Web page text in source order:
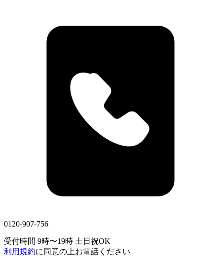
0120-907-756
受付時間 9時〜19時 土日祝OK
利用規約に同意の上お電話ください